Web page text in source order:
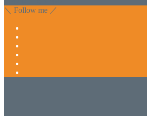
＼ Follow me ／